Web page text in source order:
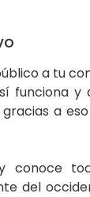
a tu
funciona y
a
conoce
del